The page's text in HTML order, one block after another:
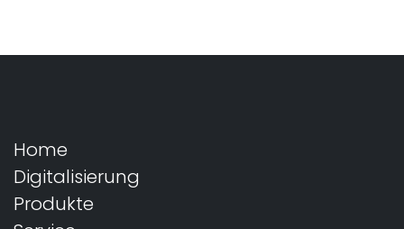
Home
Digitalisierung
Produkte